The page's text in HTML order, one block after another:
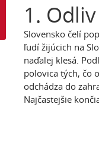
1.
Slovensko čelí
ľudí žijúcich na
naďalej klesá.
polovica tých, čo
odchádza do
Najčastejšie